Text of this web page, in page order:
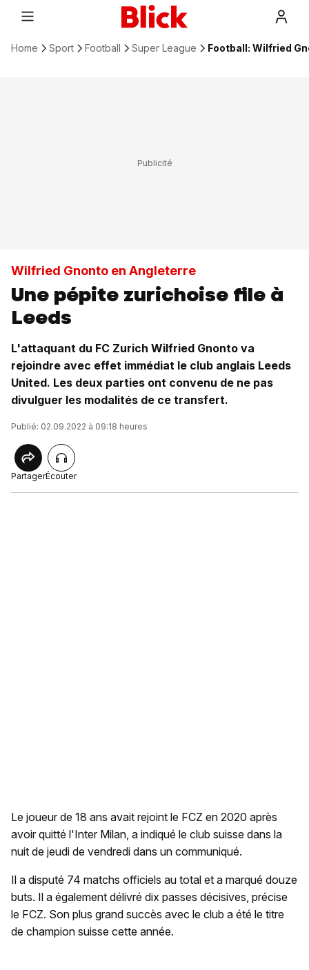
Home Sport Football Super League Football: Wilfried
Wilfried Gnonto en Angleterre
Une pépite zurichoise file à
Leeds
L'attaquant du FC Zurich Wilfried Gnonto va
rejoindre avec effet immédiat le club anglais Leeds
United. Les deux parties ont convenu de ne pas
divulguer les modalités de ce transfert.
Publié: 02.09.2022 à 09:18 heures
PartagerÉcouter
Le joueur de 18 ans avait rejoint le FCZ en 2020 après
avoir quitté l'Inter Milan, a indiqué le club suisse dans la
nuit de jeudi de vendredi dans un communiqué.
Il a disputé 74 matchs officiels au total et a marqué douze
buts. Il a également délivré dix passes décisives, précise
le FCZ. Son plus grand succès avec le club a été le titre
de champion suisse cette année.